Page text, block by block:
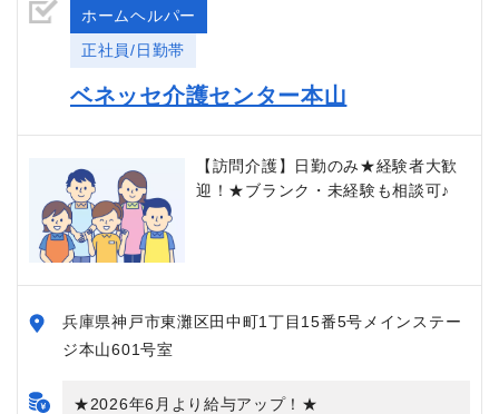
ホームヘルパー
正社員/日勤帯
ベネッセ介護センター本山
【訪問介護】日勤のみ★経験者大歓
迎！★ブランク・未経験も相談可♪
兵庫県神戸市東灘区田中町1丁目15番5号メインステー
ジ本山601号室
★2026年6月より給与アップ！★